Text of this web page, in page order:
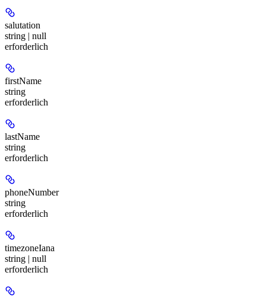
salutation
string | null
erforderlich
firstName
string
erforderlich
lastName
string
erforderlich
phoneNumber
string
erforderlich
timezoneIana
string | null
erforderlich